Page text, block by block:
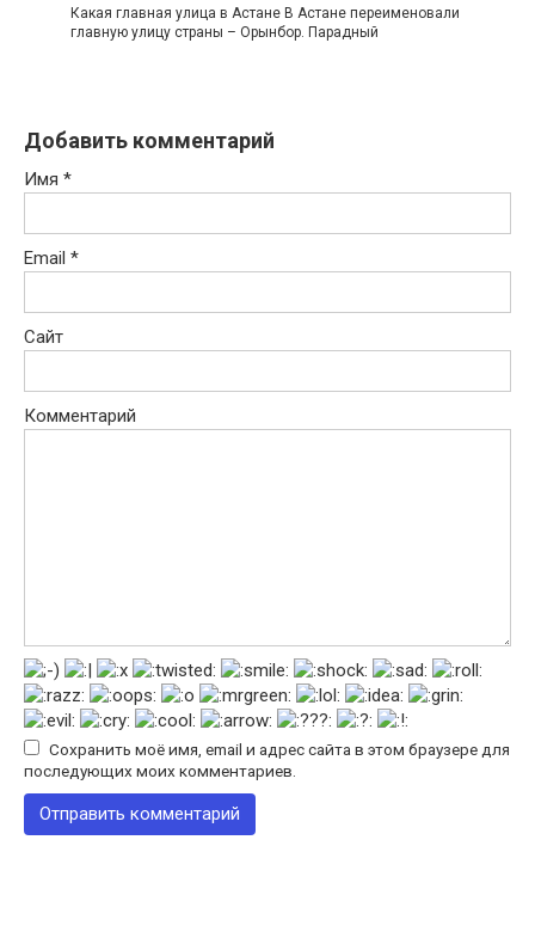
Какая главная улица в Астане В Астане переименовали
главную улицу страны – Орынбор. Парадный
Добавить комментарий
Имя *
Email *
Сайт
Комментарий
Сохранить моё имя, email и адрес сайта в этом браузере для
последующих моих комментариев.